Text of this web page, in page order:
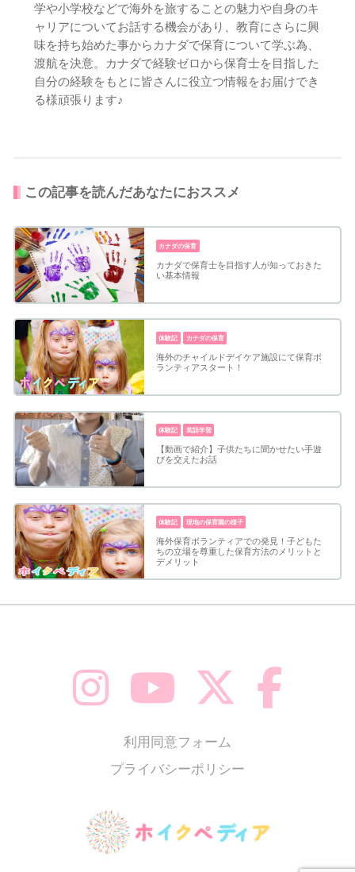
学や小学校などで海外を旅することの魅力や自身のキ
ャリアについてお話する機会があり、教育にさらに興
味を持ち始めた事からカナダで保育について学ぶ為、
渡航を決意。カナダで経験ゼロから保育士を目指した
自分の経験をもとに皆さんに役立つ情報をお届けでき
る様頑張ります♪
この記事を読んだあなたにおススメ
カナダの保育
カナダで保育士を目指す人が知っておきた
い基本情報
体験記 カナダの保育
海外のチャイルドデイケア施設にて保育ボ
ランティアスタート！
体験記 英語学習
【動画で紹介】子供たちに聞かせたい手遊
びを交えたお話
体験記 現地の保育園の様子
海外保育ボランティアでの発見！子どもた
ちの立場を尊重した保育方法のメリットと
デメリット
利用同意フォーム
プライバシーポリシー